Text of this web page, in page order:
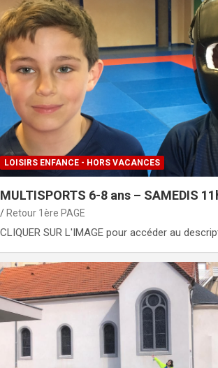
LOISIRS ENFANCE - HORS VACANCES
MULTISPORTS 6-8 ans – SAMEDIS
Retour 1ère PAGE
CLIQUER SUR L'IMAGE pour accéder au